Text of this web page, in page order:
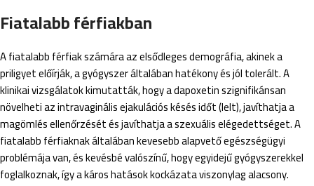
Fiatalabb férfiakban
A fiatalabb férfiak számára az elsődleges demográfia, akinek a
priligyet előírják, a gyógyszer általában hatékony és jól tolerált. A
klinikai vizsgálatok kimutatták, hogy a dapoxetin szignifikánsan
növelheti az intravaginális ejakulációs késés időt (Ielt), javíthatja a
magömlés ellenőrzését és javíthatja a szexuális elégedettséget. A
fiatalabb férfiaknak általában kevesebb alapvető egészségügyi
problémája van, és kevésbé valószínű, hogy egyidejű gyógyszerekkel
foglalkoznak, így a káros hatások kockázata viszonylag alacsony.